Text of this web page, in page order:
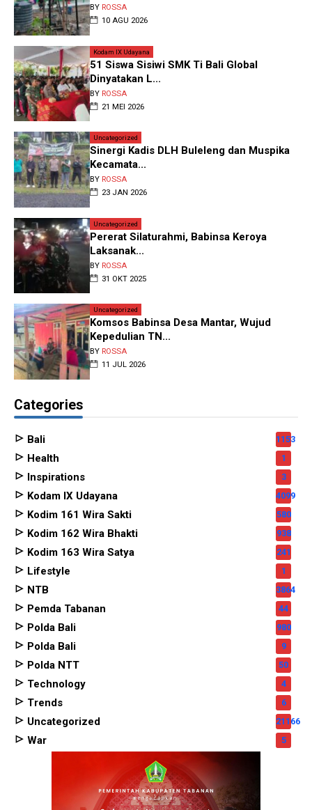
BY ROSSA
10 AGU 2026
Kodam IX Udayana
51 Siswa Sisiwi SMK Ti Bali Global
Dinyatakan L...
BY ROSSA
21 MEI 2026
Uncategorized
Sinergi Kadis DLH Buleleng dan Muspika
Kecamata...
BY ROSSA
23 JAN 2026
Uncategorized
‎Pererat Silaturahmi, Babinsa Keroya
Laksanak...
BY ROSSA
31 OKT 2025
Uncategorized
Komsos Babinsa Desa Mantar, Wujud
Kepedulian TN...
BY ROSSA
11 JUL 2026
Categories
Bali 1153
Health 1
Inspirations 3
Kodam IX Udayana 4099
Kodim 161 Wira Sakti 580
Kodim 162 Wira Bhakti 938
Kodim 163 Wira Satya 241
Lifestyle 1
NTB 3864
Pemda Tabanan 44
Polda Bali 980
Polda Bali 9
Polda NTT 50
Technology 4
Trends 6
Uncategorized 21166
War 5